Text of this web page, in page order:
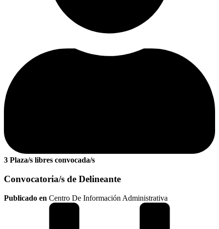
3 Plaza/s libres convocada/s
Convocatoria/s de Delineante
Publicado en Centro De Información Administrativa